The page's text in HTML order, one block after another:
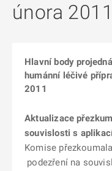
února 2011
Hlavní body
humánní léčivé
2011
Aktualizace
souvislosti s
Komise
podezření na